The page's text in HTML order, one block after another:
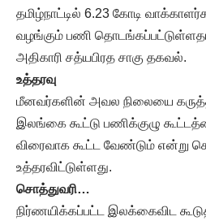
தமிழ்நாட்டில் 6.23 கோடி
வழங்கும் பணி
அதிகாரி சத்யபிரத சாகு தகவல்.
உத்தரவு
மீனவர்களின் அவல நிலையை
இலங்கை கூட்டு பணிக்குழு
விரைவாக கூட்ட வேண்டும் என்று
உத்தரவிட்டுள்ளது.
சொத்துவரி…
நிர்ணயிக்கப்பட்ட இலக்கைவிட